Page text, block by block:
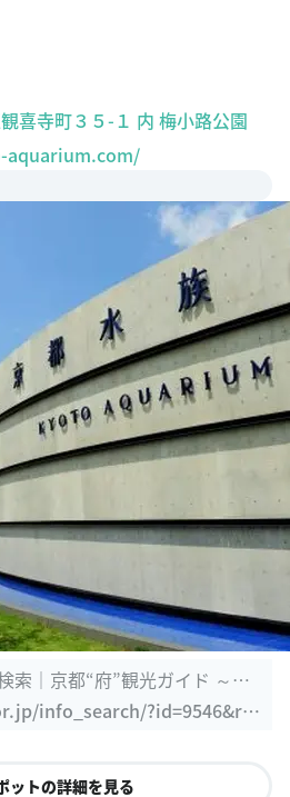
喜寺町３５-１ 内 梅小路公園
索｜京都“府”観光ガイド ～京
info_search/?id=9546&r=1
ットの詳細を見る